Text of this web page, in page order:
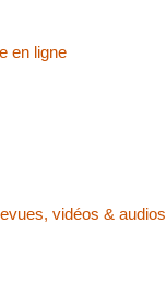
en ligne
vidéos & audios